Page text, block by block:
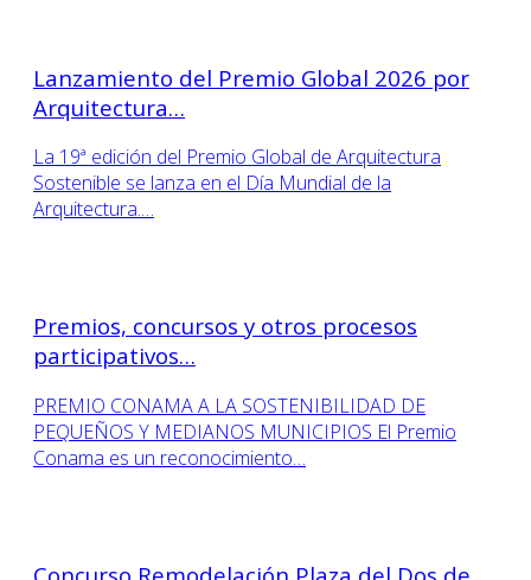
Lanzamiento del Premio Global 2026 por
Arquitectura…
La 19ª edición del Premio Global de Arquitectura
Sostenible se lanza en el Día Mundial de la
Arquitectura.…
Premios, concursos y otros procesos
participativos…
PREMIO CONAMA A LA SOSTENIBILIDAD DE
PEQUEÑOS Y MEDIANOS MUNICIPIOS El Premio
Conama es un reconocimiento…